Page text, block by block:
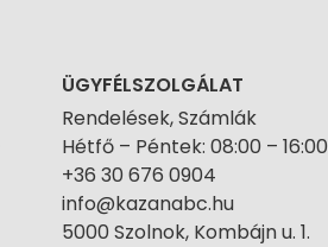
ÜGYFÉLSZOLGÁLAT
Rendelések, Számlák
Hétfő – Péntek: 08:00 – 16:00
+36 30 676 0904
info@kazanabc.hu
5000 Szolnok, Kombájn u. 1.